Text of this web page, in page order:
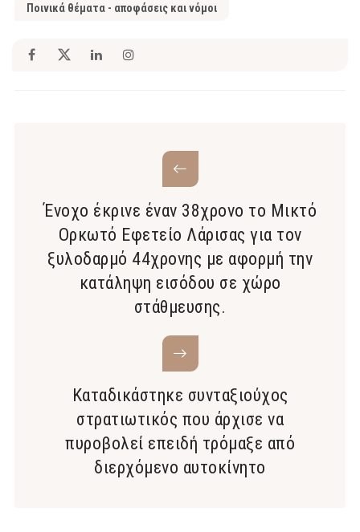
Ποινικά θέματα - αποφάσεις και νόμοι
Ένοχο έκρινε έναν 38χρονο το Μικτό
Ορκωτό Εφετείο Λάρισας για τον
ξυλοδαρμό 44χρονης με αφορμή την
κατάληψη εισόδου σε χώρο
στάθμευσης.
Καταδικάστηκε συνταξιούχος
στρατιωτικός που άρχισε να
πυροβολεί επειδή τρόμαξε από
διερχόμενο αυτοκίνητο